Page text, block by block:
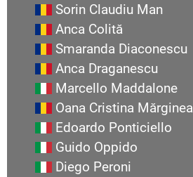
Sorin Claudiu Man
Anca Colită
Smaranda Diaconescu
Anca Draganescu
Marcello Maddalone
Oana Cristina
Edoardo Ponticiello
Guido Oppido
Diego Peroni